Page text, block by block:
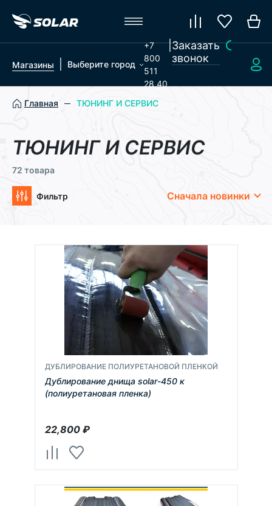
Магазины Выберите город
+7
800
511
28 40
|Заказать
звонок
Главная ТЮНИНГ И СЕРВИС
ТЮНИНГ И СЕРВИС
72 товара
Фильтр Сначала новинки
ДУБЛИРОВАНИЕ ПОЛИУРЕТАНОВОЙ ПЛЕНКОЙ
Дублирование днища solar-450 к
(полиуретановая пленка)
22,800₽